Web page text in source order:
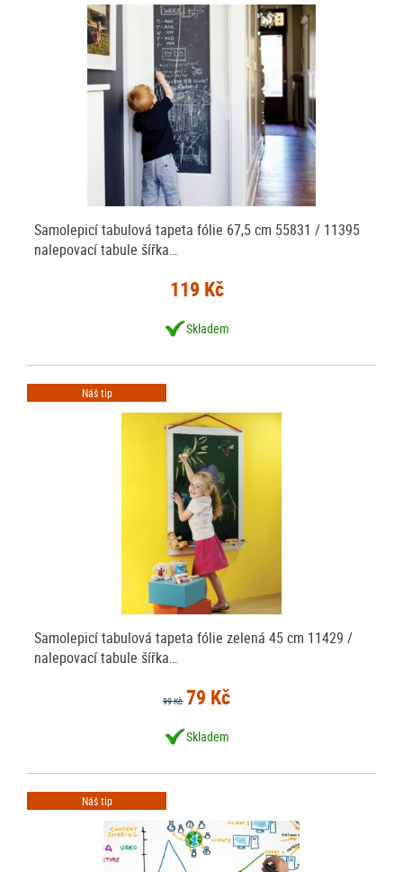
Samolepicí tabulová tapeta fólie 67,5 cm 55831 / 11395
nalepovací tabule šířka…
119 Kč
Skladem
Náš tip
Samolepicí tabulová tapeta fólie zelená 45 cm 11429 /
nalepovací tabule šířka…
99 Kč 79 Kč
Skladem
Náš tip